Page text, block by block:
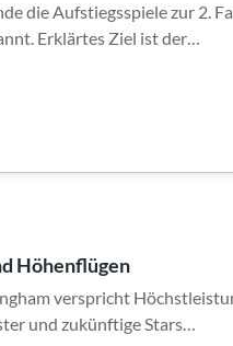
die Aufstiegsspiele zur 2.
Erklärtes Ziel ist der…
Höhenflügen
verspricht
und zukünftige Stars…